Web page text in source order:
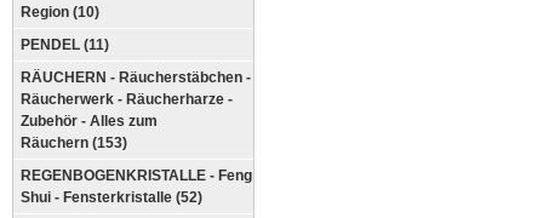
Region (10)
PENDEL (11)
RÄUCHERN - Räucherstäbchen -
Räucherwerk - Räucherharze -
Zubehör - Alles zum
Räuchern (153)
REGENBOGENKRISTALLE - Feng
Shui - Fensterkristalle (52)